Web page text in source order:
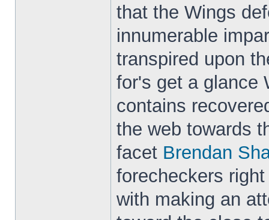
that the Wings
innumerable
transpired upon
for's get a glance
contains
the web towards
facet Brendan
forecheckers
with making an